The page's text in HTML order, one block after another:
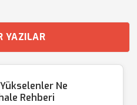
YAZILAR
Ne
Rehberi